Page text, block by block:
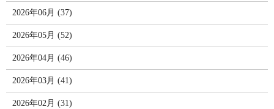
2026年06月 (37)
2026年05月 (52)
2026年04月 (46)
2026年03月 (41)
2026年02月 (31)